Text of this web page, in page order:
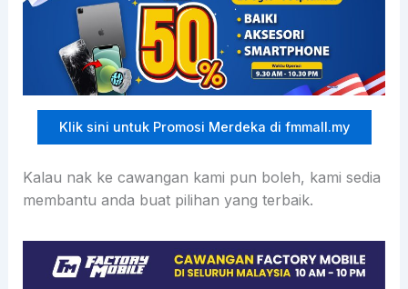
Klik sini untuk Promosi Merdeka di fmmall.my
Kalau nak ke cawangan kami pun boleh, kami sedia
membantu anda buat pilihan yang terbaik.